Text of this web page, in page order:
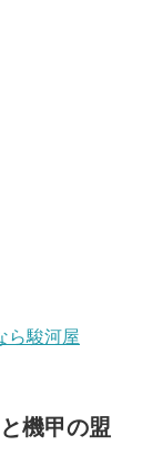
ら駿河屋
機甲の盟